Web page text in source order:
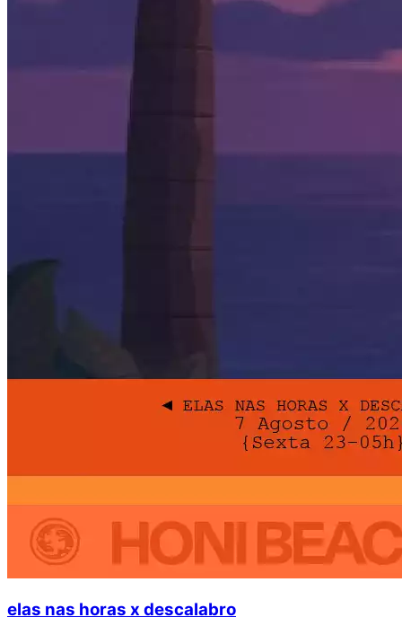
elas nas horas x descalabro